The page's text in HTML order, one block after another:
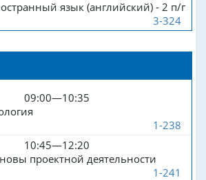
язык (английский) - 2 п/г
3-324
09:00—10:35
1-238
10:45—12:20
проектной деятельности
1-241